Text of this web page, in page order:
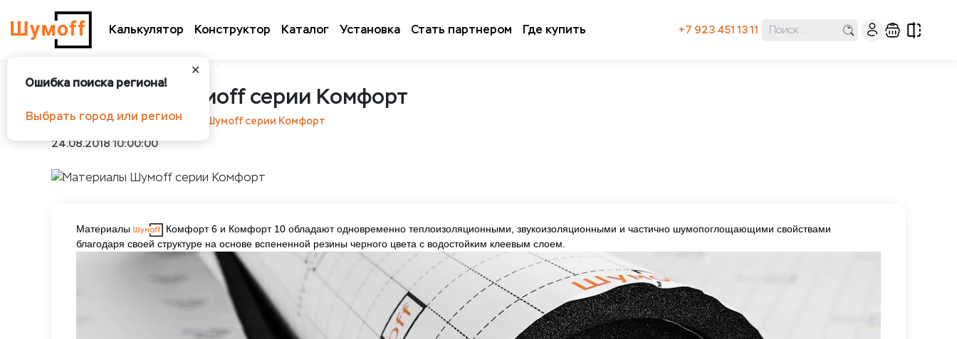
Калькулятор Конструктор Каталог Установка Стать партнером Где купить +7 923 451 13 11
✕
Ошибка поиска региона!
Выбрать город или регион
Материалы Шумoff серии Комфорт
Шумоff Статьи
Материалы Шумoff серии Комфорт
24.08.2018 10:00:00
Материалы
Комфорт 6 и Комфорт 10 обладают одновременно теплоизоляционными, звукоизоляционными и частично шумопоглощающими свойствами
благодаря своей структуре на основе вспененной резины черного цвета с водостойким клеевым слоем.